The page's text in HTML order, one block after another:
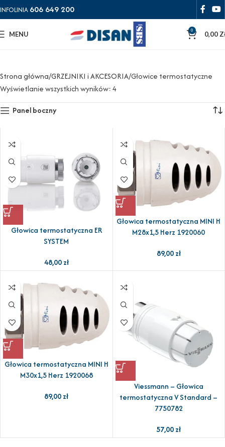
INFOLINIA 606 649 200
MENU 0 0,00
Strona główna GRZEJNIKI i AKCESORIA Głowice termostatyczne
Wyświetlanie wszystkich wyników: 4
Panel boczny
Głowica termostatyczna ER
SYSTEM
48,00zł
Głowica termostatyczna MINI H
M28x1,5 Herz 1920060
89,00zł
Głowica termostatyczna MINI H
M30x1,5 Herz 1920068
89,00zł
Viessmann – Głowica
termostatyczna V Standard –
7750782
57,00zł